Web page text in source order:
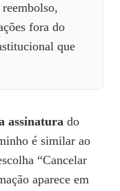
fora do
que
assinatura do
é similar ao
“Cancelar
aparece em